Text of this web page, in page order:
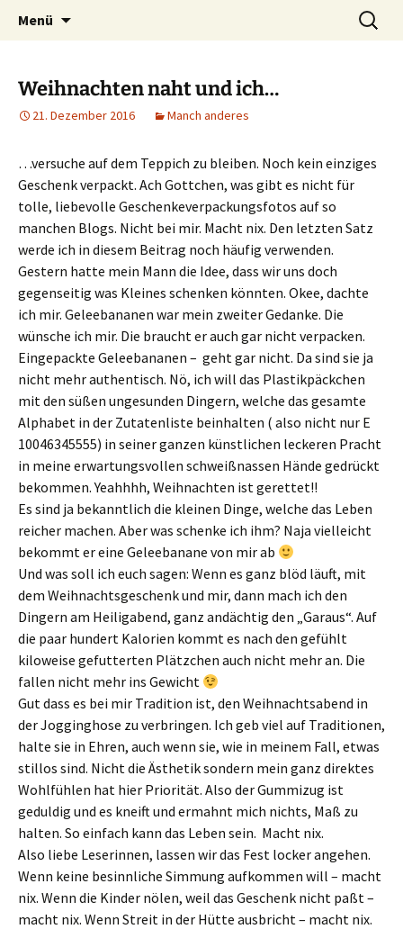
Häkelfieber
Ich bin im…
Menü
Suchen
nach:
Weihnachten naht und ich…
21. Dezember 2016 Manch anderes
…versuche auf dem Teppich zu bleiben. Noch kein einziges
Geschenk verpackt. Ach Gottchen, was gibt es nicht für
tolle, liebevolle Geschenkeverpackungsfotos auf so
manchen Blogs. Nicht bei mir. Macht nix. Den letzten Satz
werde ich in diesem Beitrag noch häufig verwenden.
Gestern hatte mein Mann die Idee, dass wir uns doch
gegenseitig was Kleines schenken könnten. Okee, dachte
ich mir. Geleebananen war mein zweiter Gedanke. Die
wünsche ich mir. Die braucht er auch gar nicht verpacken.
Eingepackte Geleebananen – geht gar nicht. Da sind sie ja
nicht mehr authentisch. Nö, ich will das Plastikpäckchen
mit den süßen ungesunden Dingern, welche das gesamte
Alphabet in der Zutatenliste beinhalten ( also nicht nur E
10046345555) in seiner ganzen künstlichen leckeren Pracht
in meine erwartungsvollen schweißnassen Hände gedrückt
bekommen. Yeahhhh, Weihnachten ist gerettet!!
Es sind ja bekanntlich die kleinen Dinge, welche das Leben
reicher machen. Aber was schenke ich ihm? Naja vielleicht
bekommt er eine Geleebanane von mir ab
Und was soll ich euch sagen: Wenn es ganz blöd läuft, mit
dem Weihnachtsgeschenk und mir, dann mach ich den
Dingern am Heiligabend, ganz andächtig den „Garaus“. Auf
die paar hundert Kalorien kommt es nach den gefühlt
kiloweise gefutterten Plätzchen auch nicht mehr an. Die
fallen nicht mehr ins Gewicht
Gut dass es bei mir Tradition ist, den Weihnachtsabend in
der Jogginghose zu verbringen. Ich geb viel auf Traditionen,
halte sie in Ehren, auch wenn sie, wie in meinem Fall, etwas
stillos sind. Nicht die Ästhetik sondern mein ganz direktes
Wohlfühlen hat hier Priorität. Also der Gummizug ist
geduldig und es kneift und ermahnt mich nichts, Maß zu
halten. So einfach kann das Leben sein. Macht nix.
Also liebe Leserinnen, lassen wir das Fest locker angehen.
Wenn keine besinnliche Simmung aufkommen will – macht
nix. Wenn die Kinder nölen, weil das Geschenk nicht paßt –
macht nix. Wenn Streit in der Hütte ausbricht – macht nix.